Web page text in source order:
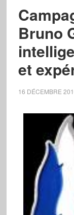
Bruno
et
16 DÉCEMBRE